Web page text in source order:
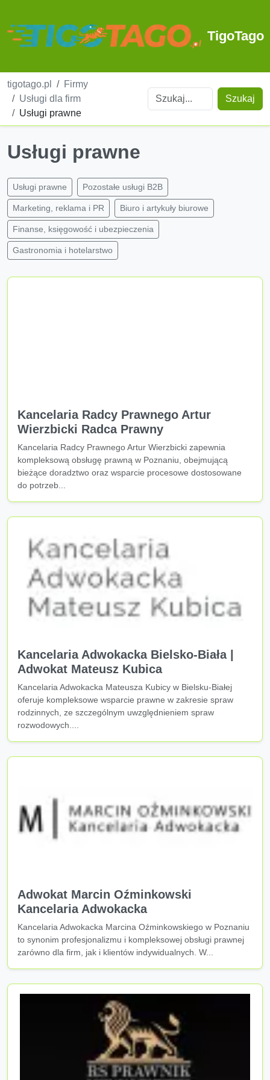
TigoTago
tigotago.pl
Firmy
Usługi dla firm
Usługi prawne
Szukaj
Usługi prawne
Usługi prawne Pozostałe usługi B2B
Marketing, reklama i PR Biuro i artykuły biurowe
Finanse, księgowość i ubezpieczenia
Gastronomia i hotelarstwo
Kancelaria Radcy Prawnego Artur
Wierzbicki Radca Prawny
Kancelaria Radcy Prawnego Artur Wierzbicki zapewnia
kompleksową obsługę prawną w Poznaniu, obejmującą
bieżące doradztwo oraz wsparcie procesowe dostosowane
do potrzeb...
Kancelaria Adwokacka Bielsko-Biała |
Adwokat Mateusz Kubica
Kancelaria Adwokacka Mateusza Kubicy w Bielsku-Białej
oferuje kompleksowe wsparcie prawne w zakresie spraw
rodzinnych, ze szczególnym uwzględnieniem spraw
rozwodowych....
Adwokat Marcin Oźminkowski
Kancelaria Adwokacka
Kancelaria Adwokacka Marcina Oźminkowskiego w Poznaniu
to synonim profesjonalizmu i kompleksowej obsługi prawnej
zarówno dla firm, jak i klientów indywidualnych. W...